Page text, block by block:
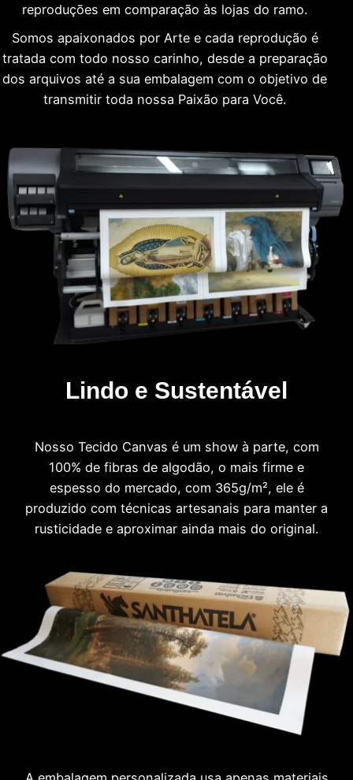
reproduções em comparação às lojas do ramo.
Somos apaixonados por Arte e cada reprodução é
tratada com todo nosso carinho, desde a preparação
dos arquivos até a sua embalagem com o objetivo de
transmitir toda nossa Paixão para Você.
Lindo e Sustentável
Nosso Tecido Canvas é um show à parte, com
100% de fibras de algodão, o mais firme e
espesso do mercado, com 365g/m², ele é
produzido com técnicas artesanais para manter a
rusticidade e aproximar ainda mais do original.